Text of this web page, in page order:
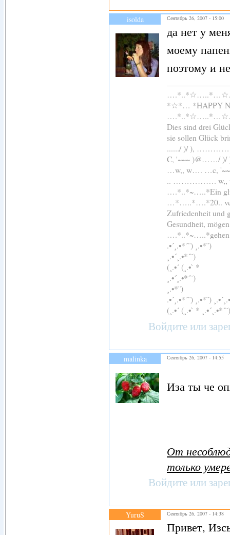
isolda Сентябрь 26, 2007 - 15:00
да нет у
моему
поэтому и
*☆*… *HAPPY
Dies sind drei
sie sollen Glück
....../ )/ ),
C, '~~~ )@……/
…w,, w…. …c,
.. …………….
….*..*~…..*Ein
…*…..*….*20..
Zufriedenheit
Gesundheit,
.•´¸.•*´¨) ¸.•*¨)
¸.•´¸.•*´¨)
(¸.•´ (¸.•` *
¸.•´¸.•*´¨)
¸.•*¨)
.•´¸.•*´¨) ¸.•*¨)
(¸.•´ (¸.•` *
Войдите или
malinka Сентябрь 26, 2007 - 14:55
Иза ты че
От
только
Войдите или
YuruS Сентябрь 26, 2007 - 14:38
Привет,